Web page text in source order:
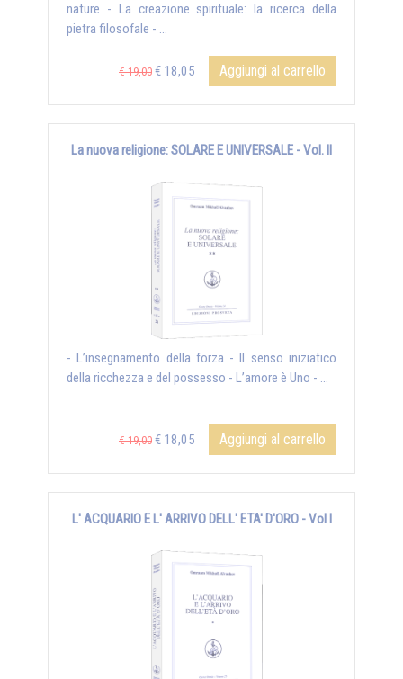
nature - La creazione spirituale: la ricerca della
pietra filosofale - ...
€ 19,00 € 18,05 Aggiungi al carrello
La nuova religione: SOLARE E UNIVERSALE - Vol. II
- L’insegnamento della forza - Il senso iniziatico
della ricchezza e del possesso - L’amore è Uno - ...
€ 19,00 € 18,05 Aggiungi al carrello
L' ACQUARIO E L' ARRIVO DELL' ETA' D'ORO - Vol I